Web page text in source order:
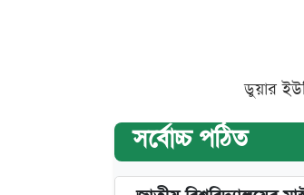
ডুয়ার
সর্বোচ্চ পঠিত